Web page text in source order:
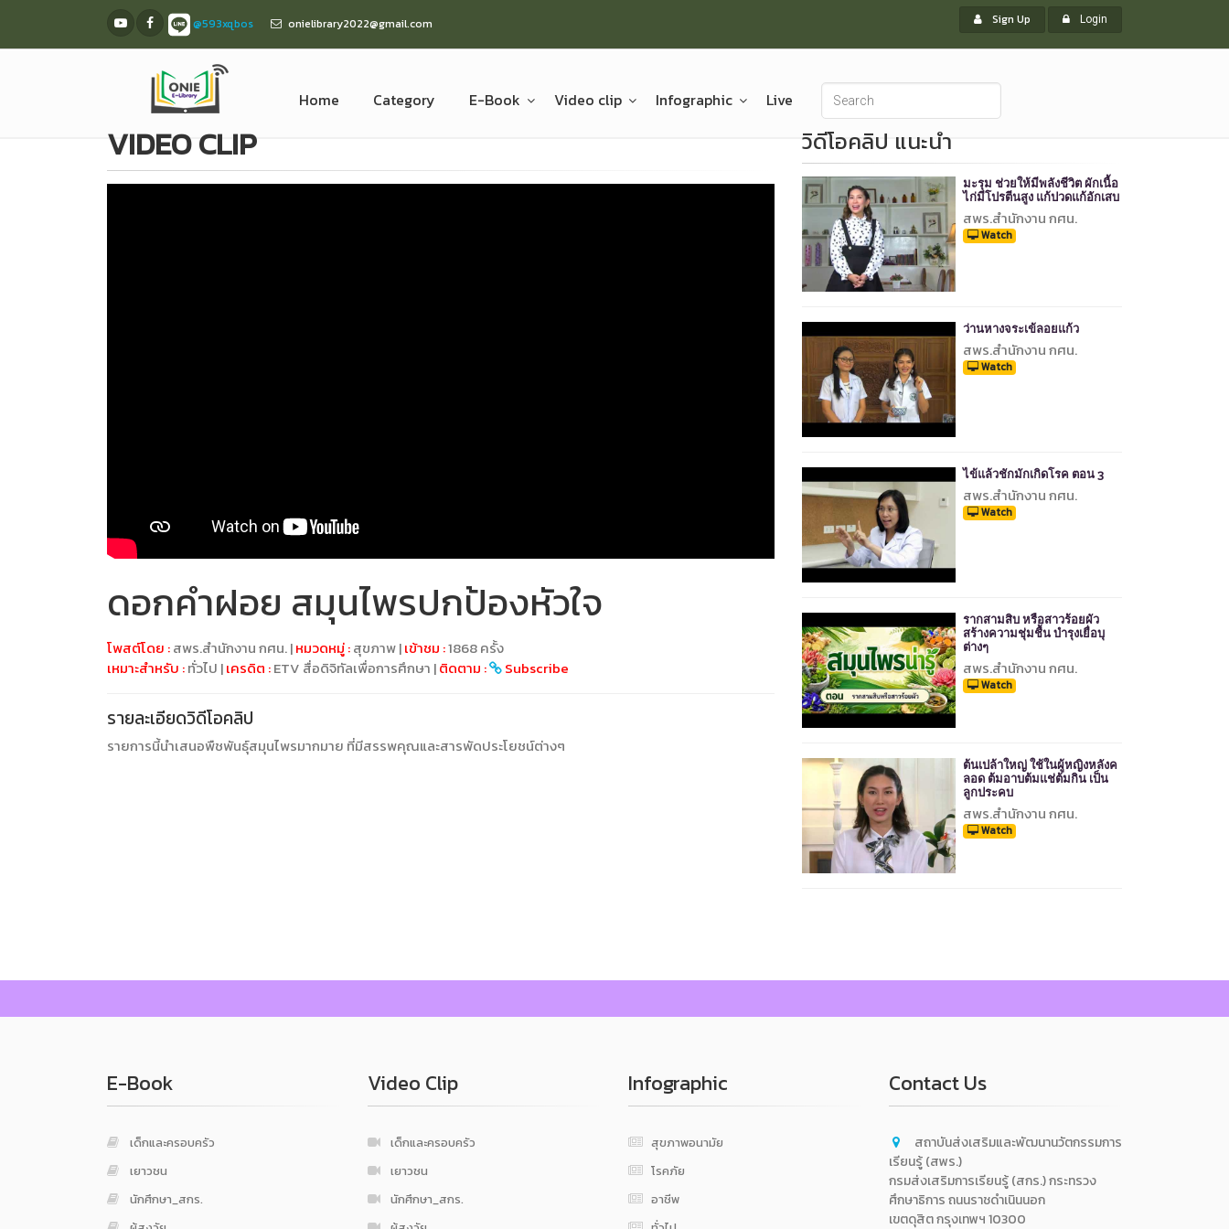
@593xqbos onielibrary2022@gmail.com Sign Up Login
Home Category E-Book Video clip Infographic Live
Shop Product
VIDEO CLIP
ดอกคำฝอย สมุนไพรปกป้องหัวใจ
โพสต์โดย :สพร.สำนักงาน กศน. |หมวดหมู่ :สุขภาพ |เข้าชม :1868 ครั้ง
เหมาะสำหรับ :ทั่วไป |เครดิต :ETV สื่อดิจิทัลเพื่อการศึกษา |ติดตาม : Subscribe
รายละเอียดวิดีโอคลิป
รายการนี้นำเสนอพืชพันธุ์สมุนไพรมากมาย ที่มีสรรพคุณและสารพัดประโยชน์ต่างๆ
วิดีโอคลิป แนะนำ
มะรุม ช่วยให้มีพลังชีวิต ผักเนื้อ
ไก่มีโปรตีนสูง แก้ปวดแก้อักเสบ
สพร.สำนักงาน กศน.
Watch
ว่านหางจระเข้ลอยแก้ว
สพร.สำนักงาน กศน.
Watch
ไข้แล้วชักมักเกิดโรค ตอน 3
สพร.สำนักงาน กศน.
Watch
รากสามสิบ หรือสาวร้อยผัว
สร้างความชุ่มชื้น บำรุงเยื่อบุ
ต่างๆ
สพร.สำนักงาน กศน.
Watch
ต้นเปล้าใหญ่ ใช้ในผู้หญิงหลังค
ลอด ต้มอาบต้มแช่ต้มกิน เป็น
ลูกประคบ
สพร.สำนักงาน กศน.
Watch
E-Book
เด็กและครอบครัว
เยาวชน
นักศึกษา_สกร.
Video Clip
เด็กและครอบครัว
เยาวชน
นักศึกษา_สกร.
Infographic
สุขภาพอนามัย
โรคภัย
อาชีพ
Contact Us
สถาบันส่งเสริมและพัฒนานวัตกรรมการ
เรียนรู้ (สพร.)
กรมส่งเสริมการเรียนรู้ (สกร.) กระทรวง
ศึกษาธิการ ถนนราชดำเนินนอก
เขตดุสิต กรุงเทพฯ 10300